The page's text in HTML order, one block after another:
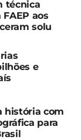
da
vai ficar
deles
museu,
entenderem
que
crianças
avalia a
técnica
aos
solu
e
história com
para